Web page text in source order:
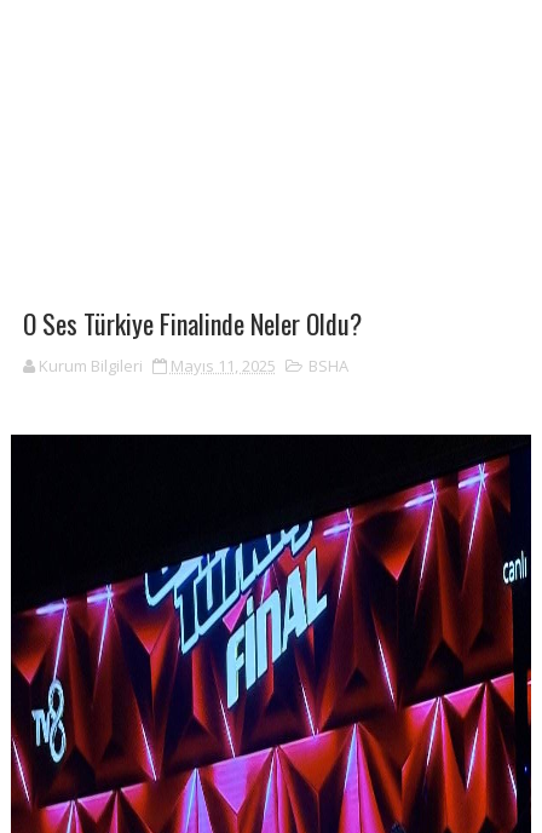
O Ses Türkiye Finalinde Neler Oldu?
Kurum Bilgileri Mayıs 11, 2025 BSHA